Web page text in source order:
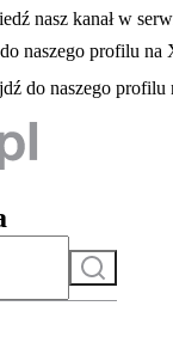
się w nowej karcie
nasz kanał w
karcie
naszego profilu
otwiera się w nowej karcie
do naszego profilu
Szukaj
do serwisu